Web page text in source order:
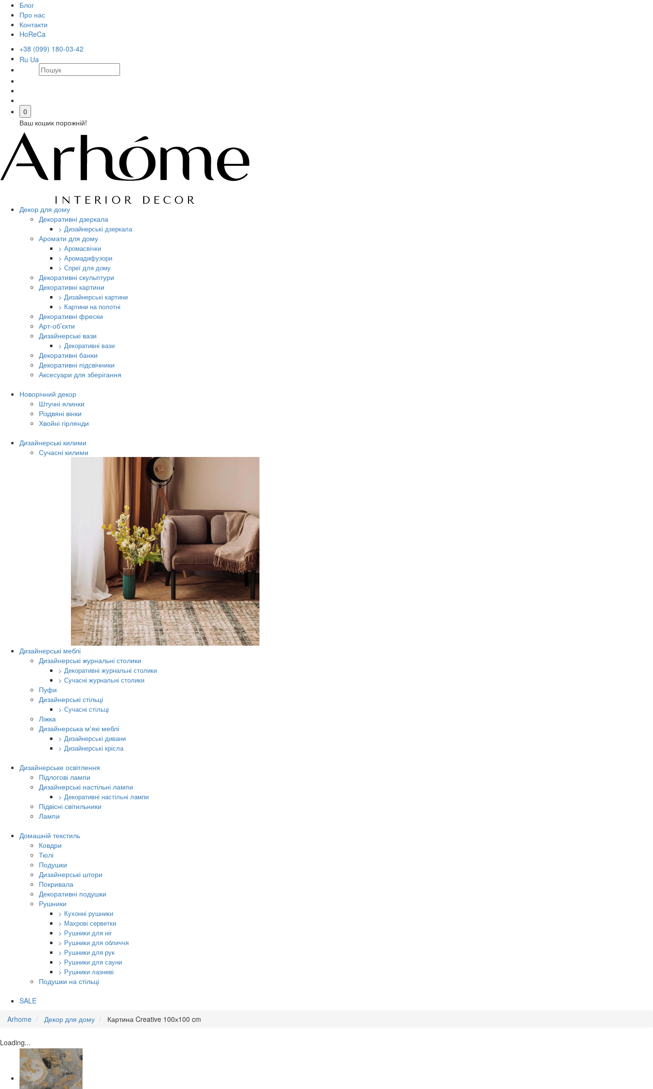
Блог
Про нас
Контакти
HoReCa
+38 (099) 180-03-42
Ru Ua
0
Ваш кошик порожній!
Декор для дому
Декоративні дзеркала
> Дизайнерські дзеркала
Аромати для дому
> Аромасвічки
> Аромадифузори
> Спреї для дому
Декоративні скульптури
Декоративні картини
> Дизайнерські картини
> Картини на полотні
Декоративні фрески
Арт-об’єкти
Дизайнерські вази
> Декоративні вази
Декоративні банки
Декоративні підсвічники
Аксесуари для зберігання
Новорічний декор
Штучні ялинки
Різдвяні вінки
Хвойні гірлянди
Дизайнерські килими
Сучасні килими
Дизайнерські меблі
Дизайнерські журнальні столики
> Декоративні журнальні столики
> Сучасні журнальні столики
Пуфи
Дизайнерські стільці
> Сучасні стільці
Ліжка
Дизайнерська м'які меблі
> Дизайнерські дивани
> Дизайнерські крісла
Дизайнерське освітлення
Підлогові лампи
Дизайнерські настільні лампи
> Декоративні настільні лампи
Підвісні світильники
Лампи
Домашній текстиль
Ковдри
Тюлі
Подушки
Дизайнерські штори
Покривала
Декоративні подушки
Рушники
> Кухонні рушники
> Махрові серветки
> Рушники для ніг
> Рушники для обличчя
> Рушники для рук
> Рушники для сауни
> Рушники лазневі
Подушки на стільці
SALE
Arhome
Декор для дому Картина Creative 100х100 cm
Loading...